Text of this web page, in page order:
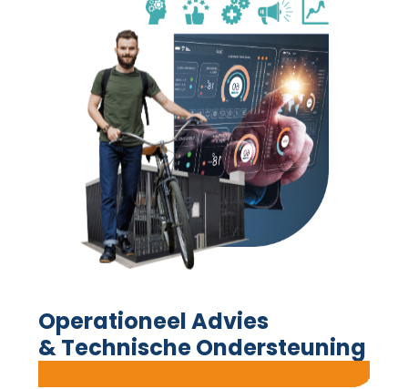
Operationeel Advies
& Technische Ondersteuning